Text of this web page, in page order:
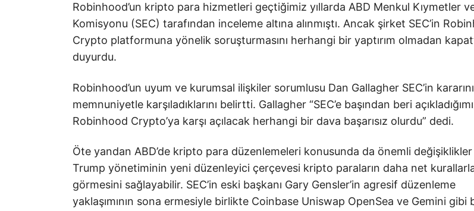
Robinhood’un kripto para hizmetleri geçtiğimiz yıllarda ABD Menkul Kıymetler
Komisyonu (SEC) tarafından inceleme altına alınmıştı. Ancak şirket SEC’in
Crypto platformuna yönelik soruşturmasını herhangi bir yaptırım olmadan
duyurdu.
Robinhood’un uyum ve kurumsal ilişkiler sorumlusu Dan Gallagher SEC’in kararını
memnuniyetle karşıladıklarını belirtti. Gallagher “SEC’e başından beri
Robinhood Crypto’ya karşı açılacak herhangi bir dava başarısız olurdu” dedi.
Öte yandan ABD’de kripto para düzenlemeleri konusunda da önemli değişiklikler
Trump yönetiminin yeni düzenleyici çerçevesi kripto paraların daha net
görmesini sağlayabilir. SEC’in eski başkanı Gary Gensler’in agresif düzenleme
yaklaşımının sona ermesiyle birlikte Coinbase Uniswap OpenSea ve Gemini gibi